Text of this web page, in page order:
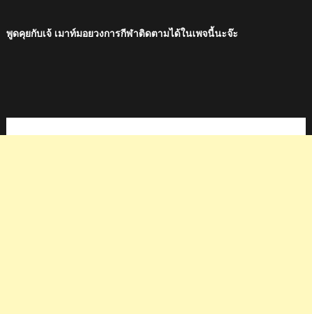
พูดคุยกับเจ้ เมาท์มอยวงการกีฬาติดตามได้ในเพจนี้นะจ๊ะ